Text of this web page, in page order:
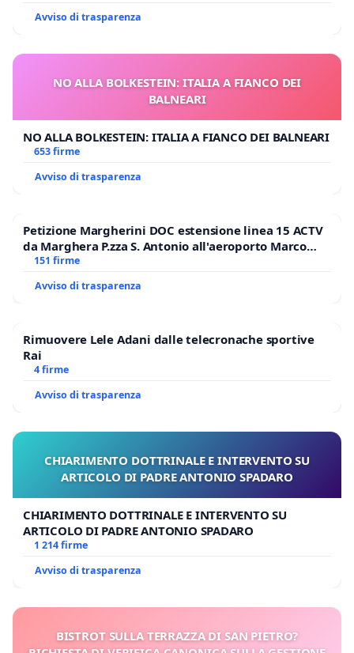
Avviso di trasparenza
NO ALLA BOLKESTEIN: ITALIA A FIANCO DEI
BALNEARI
NO ALLA BOLKESTEIN: ITALIA A FIANCO DEI BALNEARI
653 firme
Avviso di trasparenza
Petizione Margherini DOC estensione linea 15 ACTV
da Marghera P.zza S. Antonio all'aeroporto Marco
Polo tariffa a € 1,50
151 firme
Avviso di trasparenza
Rimuovere Lele Adani dalle telecronache sportive
Rai
4 firme
Avviso di trasparenza
CHIARIMENTO DOTTRINALE E INTERVENTO SU
ARTICOLO DI PADRE ANTONIO SPADARO
CHIARIMENTO DOTTRINALE E INTERVENTO SU
ARTICOLO DI PADRE ANTONIO SPADARO
1 214 firme
Avviso di trasparenza
BISTROT SULLA TERRAZZA DI SAN PIETRO?